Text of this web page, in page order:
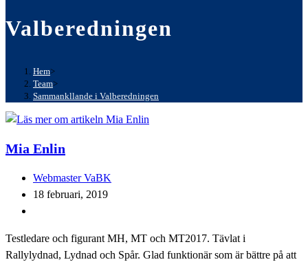
Valberedningen
Hem>
Team>
Sammankllande i Valberedningen
Mia Enlin
Inläggsförfattare:
Webmaster VaBK
Inlägget
18 februari, 2019
Testledare och figurant MH, MT och MT2017. Tävlat i
Rallylydnad, Lydnad och Spår. Glad funktionär som är bättre på att